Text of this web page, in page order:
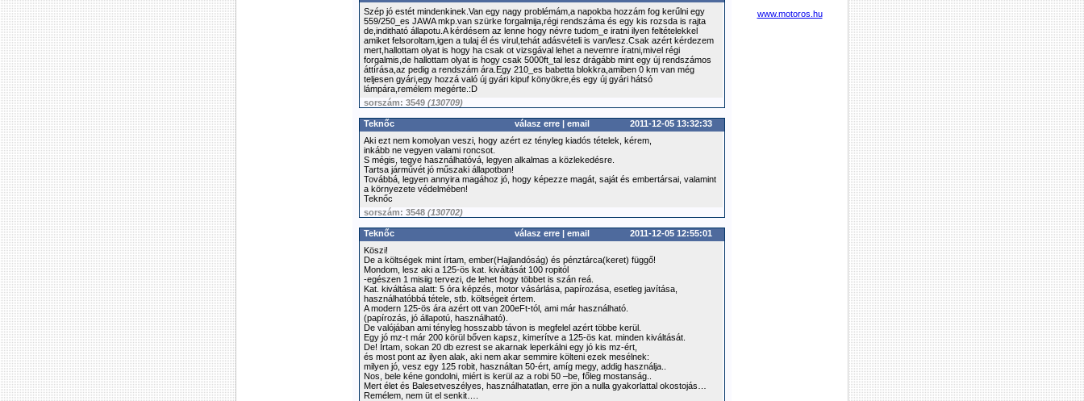
Szép jó estét mindenkinek.Van egy nagy problémám,a napokba hozzám fog kerűlni egy
559/250_es JAWA mkp.van szürke forgalmija,régi rendszáma és egy kis rozsda is rajta
de,inditható állapotu.A kérdésem az lenne hogy névre tudom_e iratni ilyen feltételekkel
amiket felsoroltam,igen a tulaj él és virul,tehát adásvételi is van/lesz.Csak azért kérdezem
mert,hallottam olyat is hogy ha csak ot vizsgával lehet a nevemre íratni,mivel régi
forgalmis,de hallottam olyat is hogy csak 5000ft_tal lesz drágább mint egy új rendszámos
áttírása,az pedig a rendszám ára.Egy 210_es babetta blokkra,amiben 0 km van még
teljesen gyári,egy hozzá való új gyári kipuf könyökre,és egy új gyári hátsó
lámpára,remélem megérte.:D
sorszám: 3549 (130709)
Teknőc válasz erre | email
2011-12-05 13:32:33
Aki ezt nem komolyan veszi, hogy azért ez tényleg kiadós tételek, kérem,
inkább ne vegyen valami roncsot.
S mégis, tegye használhatóvá, legyen alkalmas a közlekedésre.
Tartsa járművét jó műszaki állapotban!
Továbbá, legyen annyira magához jó, hogy képezze magát, saját és embertársai, valamint
a környezete védelmében!
Teknőc
sorszám: 3548 (130702)
Teknőc válasz erre | email
2011-12-05 12:55:01
Köszi!
De a költségek mint írtam, ember(Hajlandóság) és pénztárca(keret) függő!
Mondom, lesz aki a 125-ös kat. kiváltását 100 ropitól
-egészen 1 misiig tervezi, de lehet hogy többet is szán reá.
Kat. kiváltása alatt: 5 óra képzés, motor vásárlása, papírozása, esetleg javítása,
használhatóbbá tétele, stb. költségeit értem.
A modern 125-ös ára azért ott van 200eFt-tól, ami már használható.
(papírozás, jó állapotú, használható).
De valójában ami tényleg hosszabb távon is megfelel azért többe kerül.
Egy jó mz-t már 200 körül bőven kapsz, kimerítve a 125-ös kat. minden kiváltását.
De! Írtam, sokan 20 db ezrest se akarnak leperkálni egy jó kis mz-ért,
és most pont az ilyen alak, aki nem akar semmire költeni ezek mesélnek:
milyen jó, vesz egy 125 robit, használtan 50-ért, amíg megy, addig használja..
Nos, bele kéne gondolni, miért is kerül az a robi 50 –be, főleg mostanság..
Mert élet és Balesetveszélyes, használhatatlan, erre jön a nulla gyakorlattal okostojás…
Remélem, nem üt el senkit….
www.motoros.hu